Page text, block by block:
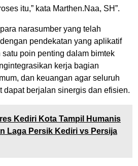
itu,” kata Marthen.Naa, SH”.
narasumber yang telah
pendekatan yang aplikatif
poin penting dalam bimtek
kerja bagian
dan keuangan agar seluruh
dapat berjalan sinergis dan efisien.
Kediri Kota Tampil Humanis
Laga Persik Kediri vs Persija